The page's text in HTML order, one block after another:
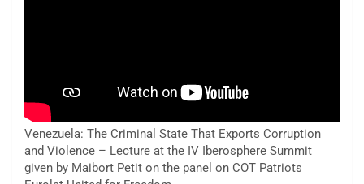
Venezuela: The Criminal State That Exports Corruption
and Violence – Lecture at the IV Iberosphere Summit
given by Maibort Petit on the panel on COT Patriots